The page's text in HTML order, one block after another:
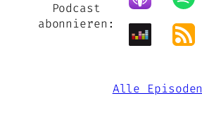
Podcast
abonnieren:
Alle Episoden